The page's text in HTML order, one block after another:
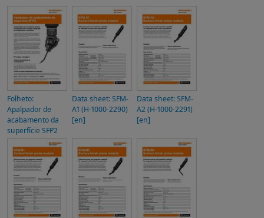
Folheto:
Apalpador de
acabamento da
superfície SFP2
Data sheet: SFM-
A1 (H-1000-2290)
[en]
Data sheet: SFM-
A2 (H-1000-2291)
[en]